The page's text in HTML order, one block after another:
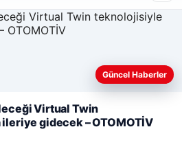
daha iyi anlayabilmek,
Güncel Haberler
Virtual Twin
gidecek – OTOMOTİV